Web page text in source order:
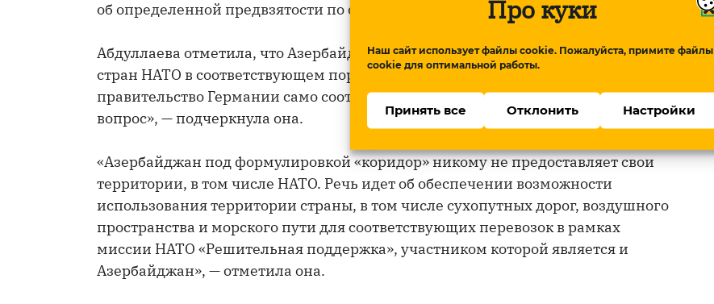
Про куки
Наш сайт использует файлы cookie. Пожалуйста, примите файлы
cookie для оптимальной работы.
Принять все Отклонить Настройки
об определенной предвзятости по отношению к Азербайджану.
Абдуллаева отметила, что Азербайджан и впредь будет рассматривать запросы
стран НАТО в соответствующем порядке. «Азербайджан ожидает, что
правительство Германии само соответствующим образом ответит на этот
вопрос», — подчеркнула она.
«Азербайджан под формулировкой «коридор» никому не предоставляет свои
территории, в том числе НАТО. Речь идет об обеспечении возможности
использования территории страны, в том числе сухопутных дорог, воздушного
пространства и морского пути для соответствующих перевозок в рамках
миссии НАТО «Решительная поддержка», участником которой является и
Азербайджан», — отметила она.